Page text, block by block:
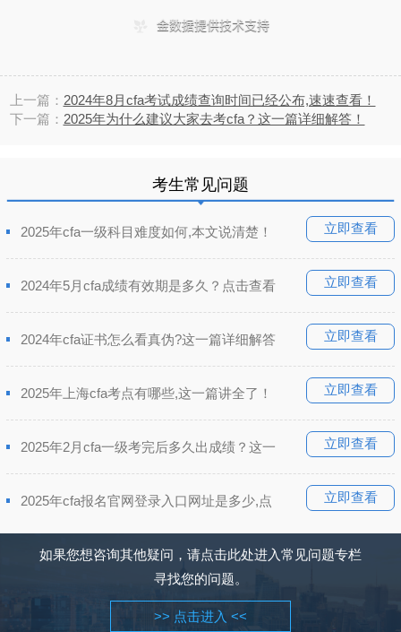
上一篇： 2024年8月cfa考试成绩查询时间已经公布,速速查看！
下一篇： 2025年为什么建议大家去考cfa？这一篇详细解答！
考生常见问题
立即查看
2025年cfa一级科目难度如何,本文说清楚！
立即查看
2024年5月cfa成绩有效期是多久？点击查看
立即查看
2024年cfa证书怎么看真伪?这一篇详细解答
立即查看
2025年上海cfa考点有哪些,这一篇讲全了！
立即查看
2025年2月cfa一级考完后多久出成绩？这一
立即查看
2025年cfa报名官网登录入口网址是多少,点
如果您想咨询其他疑问，请点击此处进入常见问题专栏
寻找您的问题。
>> 点击进入 <<